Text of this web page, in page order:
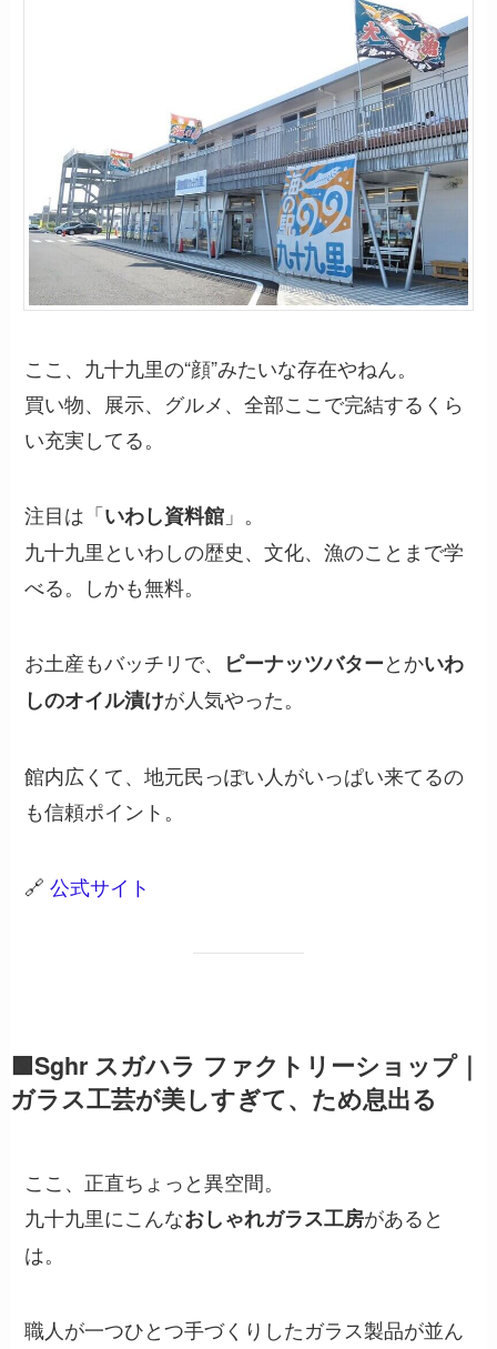
ここ、九十九里の“顔”みたいな存在やねん。
買い物、展示、グルメ、全部ここで完結するくら
い充実してる。
注目は「いわし資料館 」。
九十九里といわしの歴史、文化、漁のことまで学
べる。しかも無料。
お土産もバッチリで、 ピーナッツバターとかいわ
しのオイル漬けが人気やった。
館内広くて、地元民っぽい人がいっぱい来てるの
も信頼ポイント。
🔗公式サイト
🟩Sghr スガハラ ファクトリーショップ｜
ガラス工芸が美しすぎて、ため息出る
ここ、正直ちょっと異空間。
九十九里にこんなおしゃれガラス工房があると
は。
職人が一つひとつ手づくりしたガラス製品が並ん